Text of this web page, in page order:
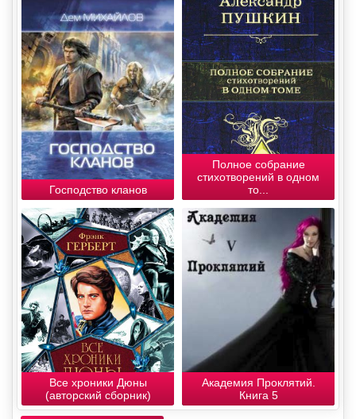
Господство кланов
Полное собрание
стихотворений в одном
то...
Все хроники Дюны
(авторский сборник)
Академия Проклятий.
Книга 5